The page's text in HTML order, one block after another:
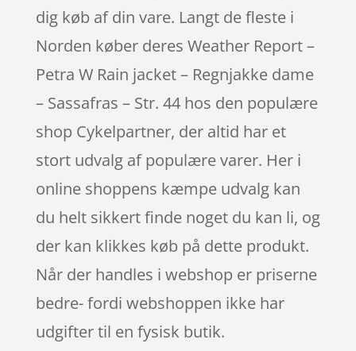
dig køb af din vare. Langt de fleste i
Norden køber deres Weather Report –
Petra W Rain jacket – Regnjakke dame
– Sassafras – Str. 44 hos den populære
shop Cykelpartner, der altid har et
stort udvalg af populære varer. Her i
online shoppens kæmpe udvalg kan
du helt sikkert finde noget du kan li, og
der kan klikkes køb på dette produkt.
Når der handles i webshop er priserne
bedre- fordi webshoppen ikke har
udgifter til en fysisk butik.